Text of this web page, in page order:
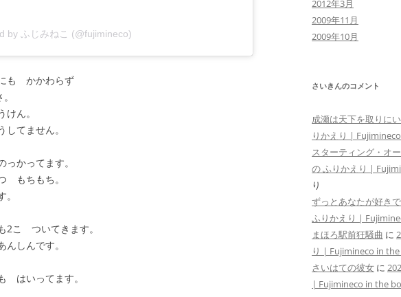
by ふじみねこ (@fujimineco)
も かかわらず
ん。
てません。
かってます。
もちもち。
2こ ついてきます。
しんです。
はいってます。
2012年3月
2009年11月
2009年10月
さいきんのコメント
成瀬は天下を取りにい
りかえり |
スターティング・オ
の ふりかえり |
り
ずっとあなたが好き
ふりかえり |
まほろ駅前狂騒曲 に
り | Fujimineco in
さいはての彼女 に
| Fujimineco in the